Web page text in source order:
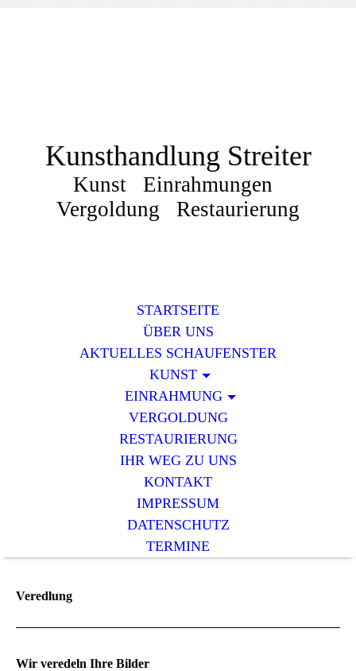
Kunsthandlung Streiter
Kunst Einrahmungen
Vergoldung Restaurierung
STARTSEITE
ÜBER UNS
AKTUELLES SCHAUFENSTER
KUNST
EINRAHMUNG
VERGOLDUNG
RESTAURIERUNG
IHR WEG ZU UNS
KONTAKT
IMPRESSUM
DATENSCHUTZ
TERMINE
Veredlung
Wir veredeln Ihre Bilder